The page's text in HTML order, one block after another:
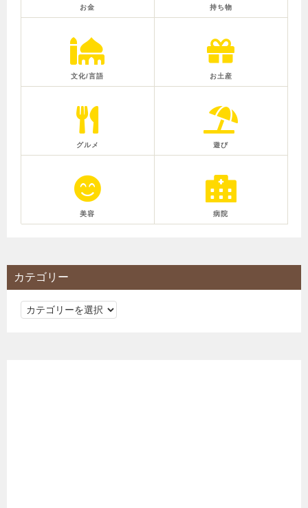
お金 持ち物
文化/言語 お土産
グルメ 遊び
美容 病院
カテゴリー
カ